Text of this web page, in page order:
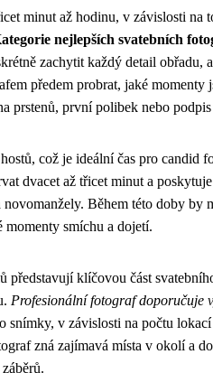
minut až hodinu, v závislosti na
nejlepších svatebních
zachytit každý detail obřadu,
předem probrat, jaké momenty
prstenů, první polibek nebo
což je ideální čas pro candid
dvacet až třicet minut a
novomanžely. Během této doby by
momenty smíchu a dojetí.
představují klíčovou část
Profesionální fotograf doporučuje
snímky, v závislosti na počtu
zná zajímavá místa v okolí a